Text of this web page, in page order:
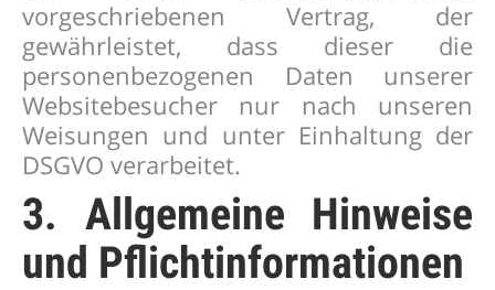
vorgeschriebenen Vertrag, der
gewährleistet, dass dieser die
personenbezogenen Daten unserer
Websitebesucher nur nach unseren
Weisungen und unter Einhaltung der
DSGVO verarbeitet.
3. Allgemeine Hinweise
und Pflicht­informationen